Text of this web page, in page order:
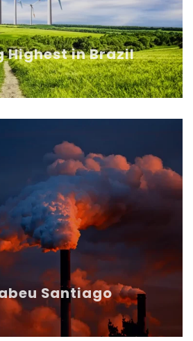
Highest in Brazil
Santiago